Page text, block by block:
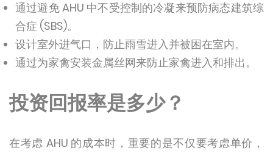
通过避免 AHU 中不受控制的冷凝来预防病态建筑综
合症 (SBS)。
设计室外进气口，防止雨雪进入并被困在室内。
通过为家禽安装金属丝网来防止家禽进入和排出。
投资回报率是多少？
在考虑 AHU 的成本时，重要的是不仅要考虑单价，